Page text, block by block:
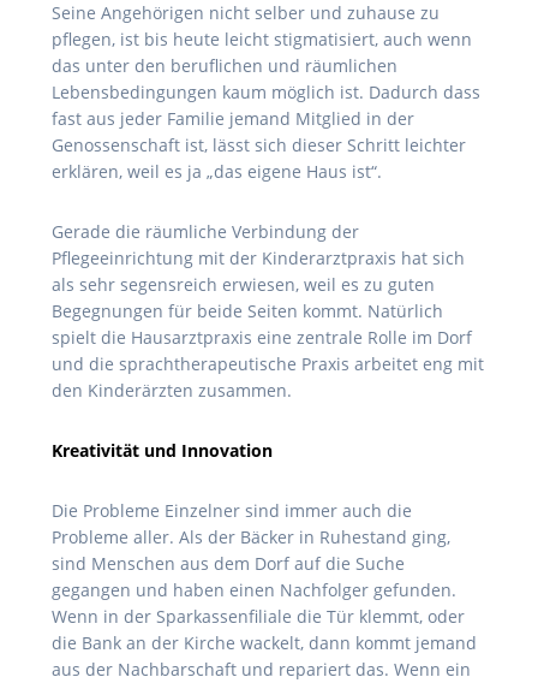
Seine Angehörigen nicht selber und zuhause zu
pflegen, ist bis heute leicht stigmatisiert, auch wenn
das unter den beruflichen und räumlichen
Lebensbedingungen kaum möglich ist. Dadurch dass
fast aus jeder Familie jemand Mitglied in der
Genossenschaft ist, lässt sich dieser Schritt leichter
erklären, weil es ja „das eigene Haus ist“.
Gerade die räumliche Verbindung der
Pflegeeinrichtung mit der Kinderarztpraxis hat sich
als sehr segensreich erwiesen, weil es zu guten
Begegnungen für beide Seiten kommt. Natürlich
spielt die Hausarztpraxis eine zentrale Rolle im Dorf
und die sprachtherapeutische Praxis arbeitet eng mit
den Kinderärzten zusammen.
Kreativität und Innovation
Die Probleme Einzelner sind immer auch die
Probleme aller. Als der Bäcker in Ruhestand ging,
sind Menschen aus dem Dorf auf die Suche
gegangen und haben einen Nachfolger gefunden.
Wenn in der Sparkassenfiliale die Tür klemmt, oder
die Bank an der Kirche wackelt, dann kommt jemand
aus der Nachbarschaft und repariert das. Wenn ein